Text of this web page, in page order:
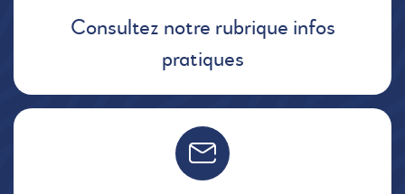
Consultez notre rubrique infos
pratiques